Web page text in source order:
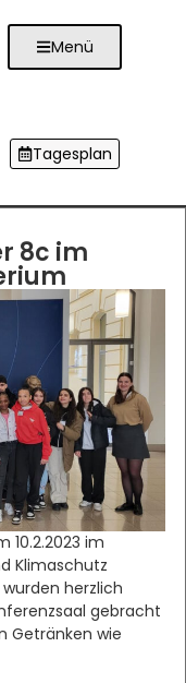
Menü
Tagesplan
8c im
10.2.2023 im
Klimaschutz
herzlich
gebracht
Getränken wie